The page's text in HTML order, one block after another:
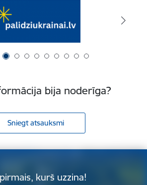
bija noderīga?
Sniegt atsauksmi
kurš uzzina!